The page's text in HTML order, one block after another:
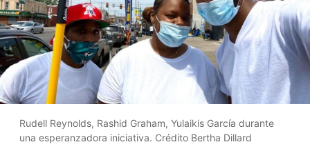
Rudell Reynolds, Rashid Graham, Yulaikis García durante
una esperanzadora iniciativa. Crédito Bertha Dillard